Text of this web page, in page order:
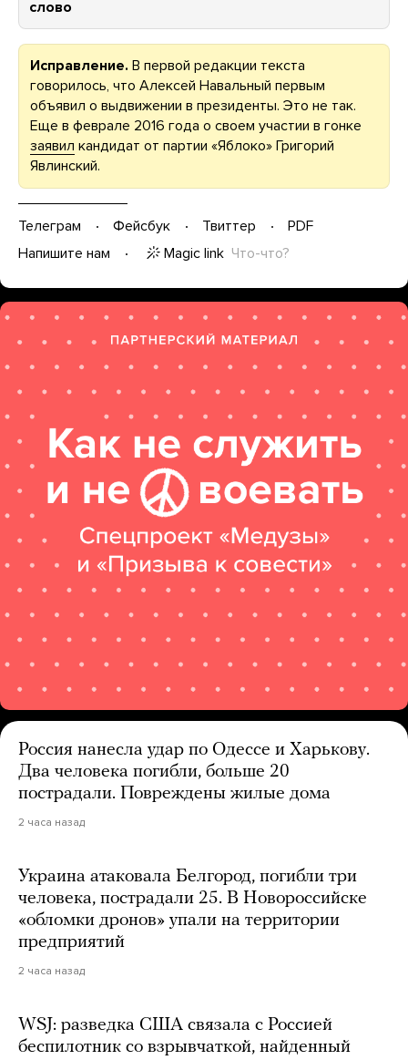
слово
Исправление. В первой редакции текста
говорилось, что Алексей Навальный первым
объявил о выдвижении в президенты. Это не так.
Еще в феврале 2016 года о своем участии в гонке
заявил кандидат от партии «Яблоко» Григорий
Явлинский.
Телеграм Фейсбук Твиттер
PDF
Напишите нам
Magic link Что-что?
Россия нанесла удар по Одессе и Харькову.
Два человека погибли, больше 20
пострадали. Повреждены жилые дома
2 часа назад
Украина атаковала Белгород, погибли три
человека, пострадали 25. В Новороссийске
«обломки дронов» упали на территории
предприятий
2 часа назад
WSJ: разведка США связала с Россией
беспилотник со взрывчаткой, найденный